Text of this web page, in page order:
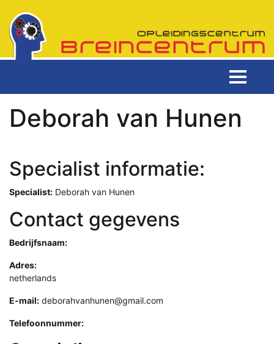
Deborah van Hunen
Specialist informatie:
Specialist: Deborah van Hunen
Contact gegevens
Bedrijfsnaam:
Adres:
netherlands
E-mail: deborahvanhunen@gmail.com
Telefoonnummer: